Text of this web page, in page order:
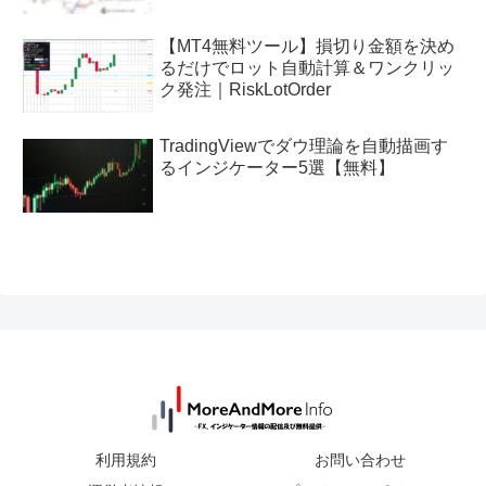
【MT4無料ツール】損切り金額を決め
るだけでロット自動計算＆ワンクリッ
ク発注｜RiskLotOrder
TradingViewでダウ理論を自動描画す
るインジケーター5選【無料】
利用規約
お問い合わせ